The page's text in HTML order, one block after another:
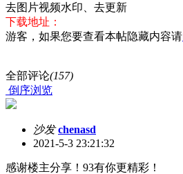
去图片视频水印、去更新
下载地址：
游客，如果您要查看本帖隐藏内容请
全部评论(157)
倒序浏览
沙发 chenasd
2021-5-3 23:21:32
感谢楼主分享！93有你更精彩！